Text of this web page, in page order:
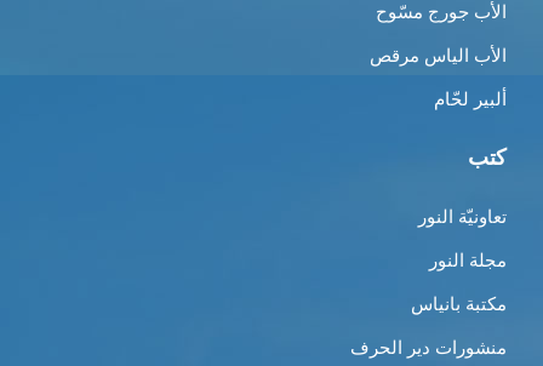
الأب جورج مسّوح
الأب الياس مرقص
ألبير لحّام
كتب
تعاونيّة النور
مجلة النور
مكتبة بانياس
منشورات دير الحرف